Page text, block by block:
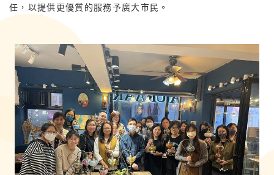
任，以提供更優質的服務予廣大市民。